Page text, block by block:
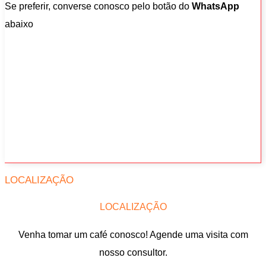
Se preferir, converse conosco pelo botão do WhatsApp
abaixo
LOCALIZAÇÃO
LOCALIZAÇÃO
Venha tomar um café conosco! Agende uma visita com
nosso consultor.